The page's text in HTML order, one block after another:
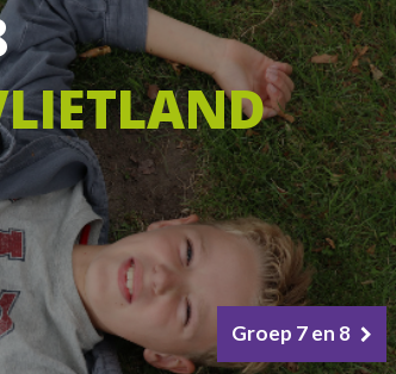
Groep 7 en 8